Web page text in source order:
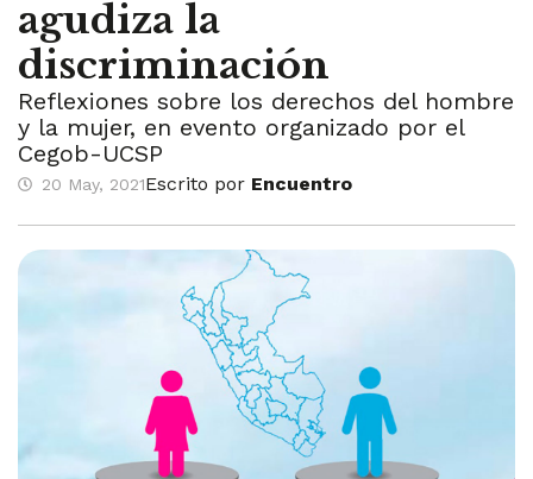
agudiza la
discriminación
Reflexiones sobre los derechos del hombre
y la mujer, en evento organizado por el
Cegob-UCSP
20 May, 2021Escrito por Encuentro